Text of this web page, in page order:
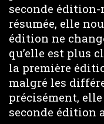
seconde
résumée, elle
édition ne
qu’elle est plus
la première
malgré les
précisément,
seconde édition